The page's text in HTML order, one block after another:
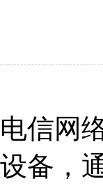
电信网
设备，